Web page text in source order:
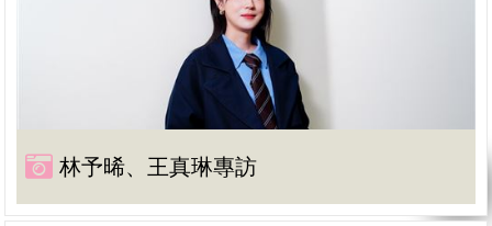
林予晞、王真琳專訪